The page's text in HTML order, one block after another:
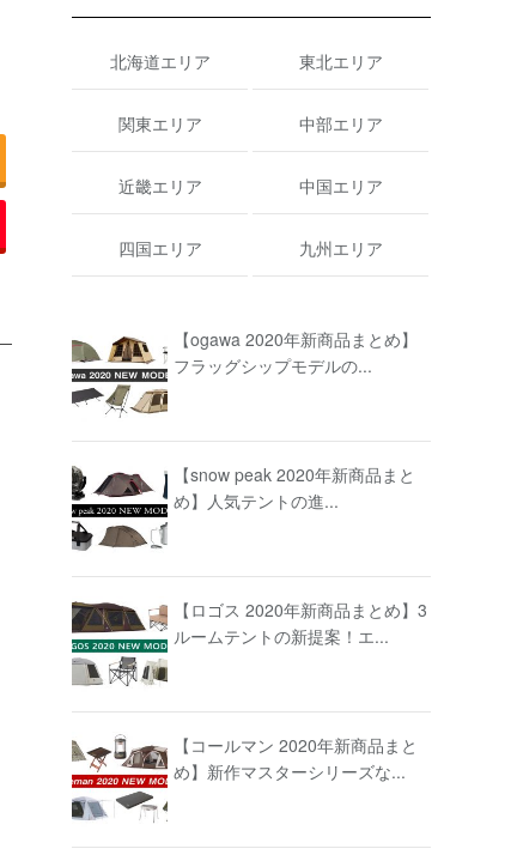
北海道エリア 東北エリア
関東エリア 中部エリア
近畿エリア 中国エリア
四国エリア 九州エリア
【ogawa 2020年新商品まとめ】
フラッグシップモデルの...
【snow peak 2020年新商品まと
め】人気テントの進...
【ロゴス 2020年新商品まとめ】3
ルームテントの新提案！エ...
【コールマン 2020年新商品まと
め】新作マスターシリーズな...